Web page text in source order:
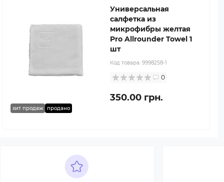
хит продаж продано
Универсальная
салфетка из
микрофибры желтая
Pro Allrounder Towel 1
шт
Код товара: 9998258-1
0
350.00 грн.